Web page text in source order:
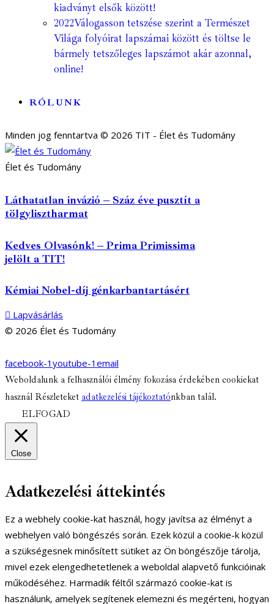
kiadványt elsők között!
2022Válogasson tetszése szerint a Természet
Világa folyóirat lapszámai között és töltse le
bármely tetszőleges lapszámot akár azonnal,
online!
RÓLUNK
Minden jog fenntartva © 2026 TIT - Élet és Tudomány
Élet és Tudomány
Láthatatlan invázió – Száz éve pusztít a
tölgylisztharmat
Kedves Olvasónk! – Prima Primissima
jelölt a TIT!
Kémiai Nobel-díj génkarbantartásért
Lapvásárlás
© 2026 Élet és Tudomány
facebook-1 youtube-1 email
Weboldalunk a felhasználói élmény fokozása érdekében cookiekat
használ Részleteket adatkezelési tájékoztatónkban talál.
ELFOGAD
Close
Adatkezelési áttekintés
Ez a webhely cookie-kat használ, hogy javítsa az élményt a
webhelyen való böngészés során. Ezek közül a cookie-k közül
a szükségesnek minősített sütiket az Ön böngészője tárolja,
mivel ezek elengedhetetlenek a weboldal alapvető funkcióinak
működéséhez. Harmadik féltől származó cookie-kat is
használunk, amelyek segítenek elemezni és megérteni, hogyan